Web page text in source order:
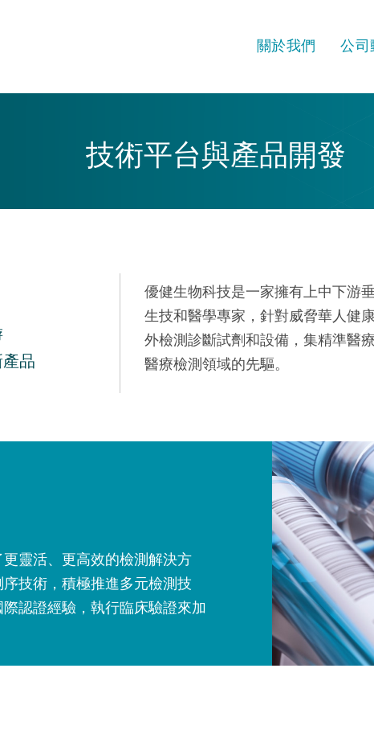
關於我們 公司
技術平台與產品開發
品
優健生物科技是一家擁有上中下游
生技和醫學專家，針對威脅華人健
外檢測診斷試劑和設備，集精準醫
醫療檢測領域的先驅。
靈活、更高效的檢測解決方
技術，積極推進多元檢測技
認證經驗，執行臨床驗證來加